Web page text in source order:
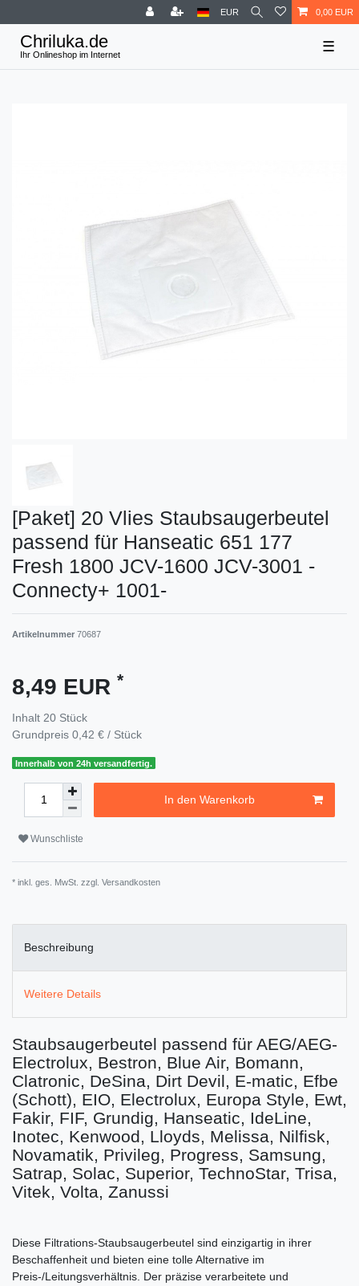
EUR 0,00 EUR
☰
[Paket] 20 Vlies Staubsaugerbeutel
passend für Hanseatic 651 177
Fresh 1800 JCV-1600 JCV-3001 -
Connecty+ 1001-
Artikelnummer 70687
8,49 EUR *
Inhalt 20 Stück
Grundpreis 0,42 € / Stück
Innerhalb von 24h versandfertig.
In den Warenkorb
Wunschliste
* inkl. ges. MwSt. zzgl. Versandkosten
Beschreibung
Weitere Details
Staubsaugerbeutel passend für AEG/AEG-
Electrolux, Bestron, Blue Air, Bomann,
Clatronic, DeSina, Dirt Devil, E-matic, Efbe
(Schott), EIO, Electrolux, Europa Style, Ewt,
Fakir, FIF, Grundig, Hanseatic, IdeLine,
Inotec, Kenwood, Lloyds, Melissa, Nilfisk,
Novamatik, Privileg, Progress, Samsung,
Satrap, Solac, Superior, TechnoStar, Trisa,
Vitek, Volta, Zanussi
Diese Filtrations-Staubsaugerbeutel sind einzigartig in ihrer
Beschaffenheit und bieten eine tolle Alternative im
Preis-/Leitungsverhältnis. Der präzise verarbeitete und